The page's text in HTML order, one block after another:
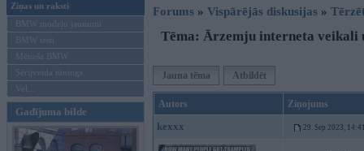
Ziņas un raksti
BMW modeļu jaunumi
BMW testi
Mēneša BMW
Sērijveida tūnings
Vel...
Gadījuma bilde
Forums » Vispārējās diskusijas »
Tēma: Ārzemju interneta veikali
Jauna tēma Atbildēt
Autors Ziņojums
kexxx 29. Sep 2023,